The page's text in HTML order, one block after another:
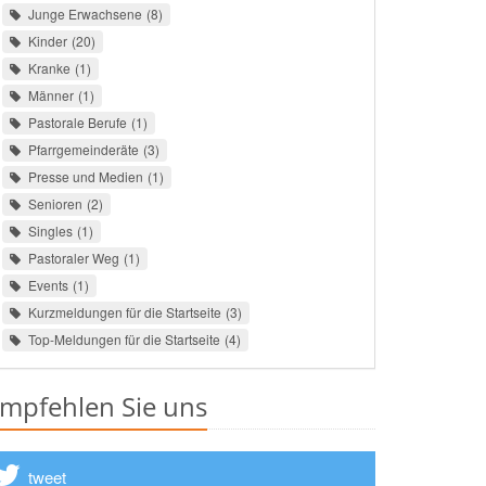
Junge Erwachsene 8
Kinder 20
Kranke 1
Männer 1
Pastorale Berufe 1
Pfarrgemeinderäte 3
Presse und Medien 1
Senioren 2
Singles 1
Pastoraler Weg 1
Events 1
Kurzmeldungen für die Startseite 3
Top-Meldungen für die Startseite 4
Sie uns
tweet